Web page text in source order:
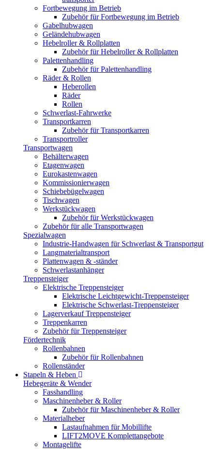
Fortbewegung im Betrieb
Zubehör für Fortbewegung im Betrieb
Gabelhubwagen
Geländehubwagen
Hebelroller & Rollplatten
Zubehör für Hebelroller & Rollplatten
Palettenhandling
Zubehör für Palettenhandling
Räder & Rollen
Heberollen
Räder
Rollen
Schwerlast-Fahrwerke
Transportkarren
Zubehör für Transportkarren
Transportroller
Transportwagen
Behälterwagen
Etagenwagen
Eurokastenwagen
Kommissionierwagen
Schiebebügelwagen
Tischwagen
Werkstückwagen
Zubehör für Werkstückwagen
Zubehör für alle Transportwagen
Spezialwagen
Industrie-Handwagen für Schwerlast & Transportgut
Langmaterialtransport
Plattenwagen & -ständer
Schwerlastanhänger
Treppensteiger
Elektrische Treppensteiger
Elektrische Leichtgewicht-Treppensteiger
Elektrische Schwerlast-Treppensteiger
Lagerverkauf Treppensteiger
Treppenkarren
Zubehör für Treppensteiger
Fördertechnik
Rollenbahnen
Zubehör für Rollenbahnen
Rollenständer
Stapeln & Heben
Hebegeräte & Wender
Fasshandling
Maschinenheber & Roller
Zubehör für Maschinenheber & Roller
Materialheber
Lastaufnahmen für Mobillifte
LIFT2MOVE Komplettangebote
Montagelifte